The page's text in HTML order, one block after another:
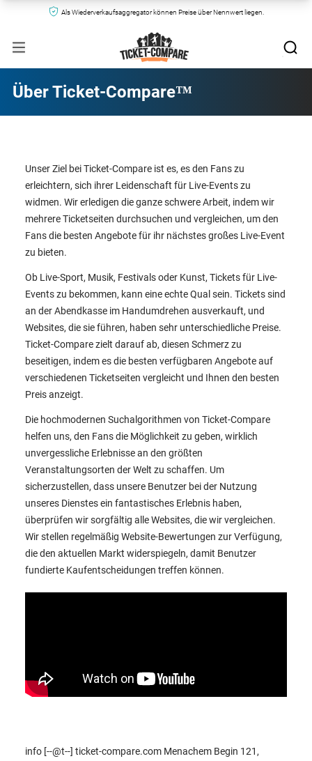
Als Wiederverkaufsaggregator können Preise über Nennwert liegen.
Über Ticket-Compare™
Unser Ziel bei Ticket-Compare ist es, es den Fans zu
erleichtern, sich ihrer Leidenschaft für Live-Events zu
widmen. Wir erledigen die ganze schwere Arbeit, indem wir
mehrere Ticketseiten durchsuchen und vergleichen, um den
Fans die besten Angebote für ihr nächstes großes Live-Event
zu bieten.
Ob Live-Sport, Musik, Festivals oder Kunst, Tickets für Live-
Events zu bekommen, kann eine echte Qual sein. Tickets sind
an der Abendkasse im Handumdrehen ausverkauft, und
Websites, die sie führen, haben sehr unterschiedliche Preise.
Ticket-Compare zielt darauf ab, diesen Schmerz zu
beseitigen, indem es die besten verfügbaren Angebote auf
verschiedenen Ticketseiten vergleicht und Ihnen den besten
Preis anzeigt.
Die hochmodernen Suchalgorithmen von Ticket-Compare
helfen uns, den Fans die Möglichkeit zu geben, wirklich
unvergessliche Erlebnisse an den größten
Veranstaltungsorten der Welt zu schaffen. Um
sicherzustellen, dass unsere Benutzer bei der Nutzung
unseres Dienstes ein fantastisches Erlebnis haben,
überprüfen wir sorgfältig alle Websites, die wir vergleichen.
Wir stellen regelmäßig Website-Bewertungen zur Verfügung,
die den aktuellen Markt widerspiegeln, damit Benutzer
fundierte Kaufentscheidungen treffen können.
info [--@t--] ticket-compare.com Menachem Begin 121,